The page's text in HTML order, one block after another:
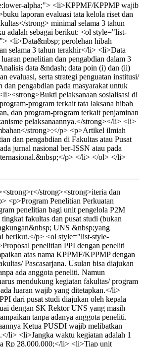
alpha;"> <li>KPPMF/KPPMP wajib
laporan evaluasi tata kelola riset dan
strong> minimal selama 3 tahun
adalah sebagai berikut: <ol style="list-
<li>Data&nbsp; perolehan hibah
selama 3 tahun terakhir</li> <li>Data
penelitian dan pengabdian dalam 3
data &ndash; data poin (i) dan (ii)
evaluasi, serta strategi penguatan institusi/
dan pengabdian pada masyarakat untuk
pelaksanaan sosialisasi di
program terkait tata laksana hibah
dan program-program terkait penjaminan
pelaksanaannya.</strong></li> <li>
strong>:</p> <p>Artikel ilmiah
dan pengabdian di Fakultas atau Pusat
jurnal nasional ber-ISSN atau pada
p> </li> </ol> </li>
strong><strong>iteria dan
<p>Program Penelitian Perkuatan
penelitian bagi unit pengelola P2M
fakultas dan pusat studi (bukan
UNS &nbsp;yang
berikut.</p> <ol style="list-style-
penelitian PPI dengan peneliti
atas nama KPPMF/KPPMP dengan
Pascasarjana. Usulan bisa diajukan
ada anggota peneliti. Namun
mendukung kegiatan fakultas/ program
luaran wajib yang ditetapkan.</li>
dari pusat studi diajukan oleh kepala
dengan SK Rektor UNS yang masih
tanpa adanya anggota peneliti.
Ketua PUSDI wajib melibatkan
li> <li>Jangka waktu kegiatan adalah 1
Rp 28.000.000;</li> <li>Tiap unit